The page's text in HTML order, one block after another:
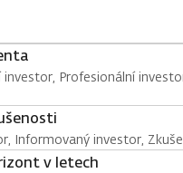
Profesionální
Informovaný investor,
v letech